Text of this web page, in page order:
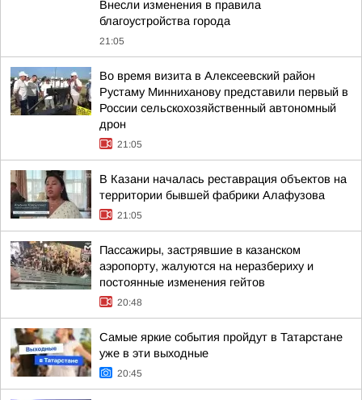
Внесли изменения в правила
благоустройства города
21:05
Во время визита в Алексеевский район
Рустаму Минниханову представили первый в
России сельскохозяйственный автономный
дрон
21:05
В Казани началась реставрация объектов на
территории бывшей фабрики Алафузова
21:05
Пассажиры, застрявшие в казанском
аэропорту, жалуются на неразбериху и
постоянные изменения гейтов
20:48
Самые яркие события пройдут в Татарстане
уже в эти выходные
20:45